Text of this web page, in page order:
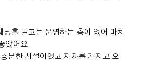
홀 말고는 운영하는 층이 없어 마치
았어요
분한 시설이였고 자차를 가지고 오